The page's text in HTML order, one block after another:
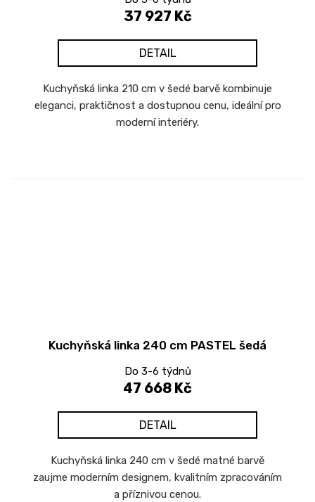
37 927 Kč
DETAIL
Kuchyňská linka 210 cm v šedé barvě kombinuje
eleganci, praktičnost a dostupnou cenu, ideální pro
moderní interiéry.
Kuchyňská linka 240 cm PASTEL šedá
Do 3-6 týdnů
47 668 Kč
DETAIL
Kuchyňská linka 240 cm v šedé matné barvě
zaujme moderním designem, kvalitním zpracováním
a příznivou cenou.